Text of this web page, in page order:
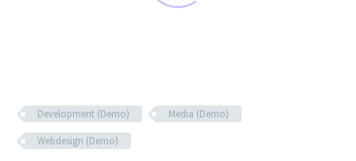
Development (Demo)
Media (Demo)
Webdesign (Demo)